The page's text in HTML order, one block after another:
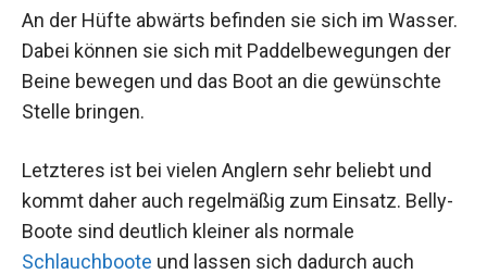
An der Hüfte abwärts befinden sie sich im Wasser.
Dabei können sie sich mit Paddelbewegungen der
Beine bewegen und das Boot an die gewünschte
Stelle bringen.
Letzteres ist bei vielen Anglern sehr beliebt und
kommt daher auch regelmäßig zum Einsatz. Belly-
Boote sind deutlich kleiner als normale
Schlauchboote und lassen sich dadurch auch